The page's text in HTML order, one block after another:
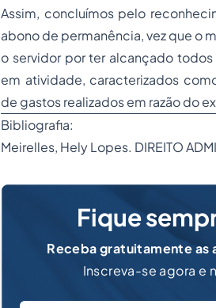
Assim, concluímos pelo
abono de permanência, vez que o
o servidor por ter alcançado
em atividade, caracterizados
de gastos realizados em razão do
Bibliografia:
Meirelles, Hely Lopes. DIREITO
Fique
Receba gratuitamente as
Inscreva-se agora e